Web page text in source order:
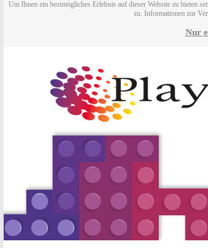
Um Ihnen ein bestmögliches Erlebnis auf dieser Website zu bieten
zu. Informationen zur
Nur